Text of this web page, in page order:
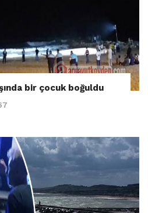
bir çocuk boğuldu